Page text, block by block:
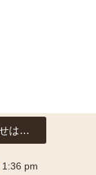
は…
1:36 pm